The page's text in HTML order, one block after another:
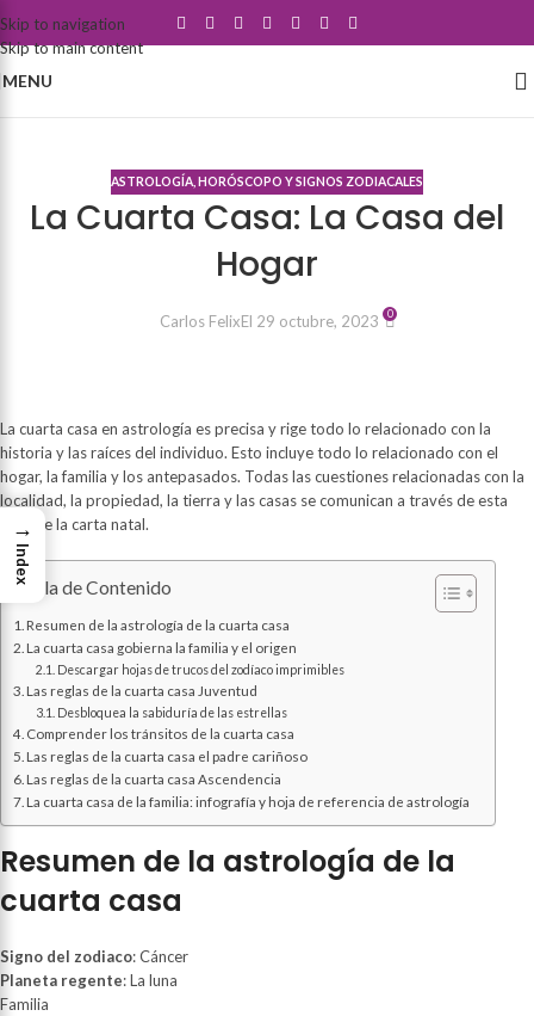
Skip to navigation
Skip to main content
MENU
ASTROLOGÍA, HORÓSCOPO Y SIGNOS ZODIACALES
La Cuarta Casa: La Casa del
Hogar
Carlos FelixEl 29 octubre, 2023 0
La cuarta casa en astrología es precisa y rige todo lo relacionado con la
historia y las raíces del individuo. Esto incluye todo lo relacionado con el
hogar, la familia y los antepasados. Todas las cuestiones relacionadas con la
localidad, la propiedad, la tierra y las casas se comunican a través de esta
área de la carta natal.
Tabla de Contenido
Resumen de la astrología de la cuarta casa
La cuarta casa gobierna la familia y el origen
Descargar hojas de trucos del zodíaco imprimibles
Las reglas de la cuarta casa Juventud
Desbloquea la sabiduría de las estrellas
Comprender los tránsitos de la cuarta casa
Las reglas de la cuarta casa el padre cariñoso
Las reglas de la cuarta casa Ascendencia
La cuarta casa de la familia: infografía y hoja de referencia de astrología
Resumen de la astrología de la
cuarta casa
Signo del zodiaco: Cáncer
Planeta regente: La luna
Familia
→
Index